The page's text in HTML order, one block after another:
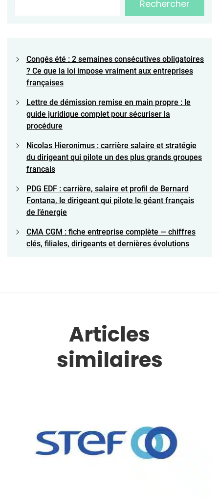
Rechercher
Congés été : 2 semaines consécutives obligatoires
? Ce que la loi impose vraiment aux entreprises
françaises
Lettre de démission remise en main propre : le
guide juridique complet pour sécuriser la
procédure
Nicolas Hieronimus : carrière salaire et stratégie
du dirigeant qui pilote un des plus grands groupes
francais
PDG EDF : carrière, salaire et profil de Bernard
Fontana, le dirigeant qui pilote le géant français
de l’énergie
CMA CGM : fiche entreprise complète — chiffres
clés, filiales, dirigeants et dernières évolutions
Articles
similaires